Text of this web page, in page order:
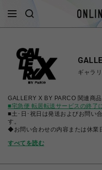
ギャラ
GALLERY X BY PARCO 関連商
■宅急便 転居転送サービスの終了
■土･日･祝日は発送およびお問い
す。
◆お問い合わせの内容または休業
で予めご了承ください。
すべてを読む